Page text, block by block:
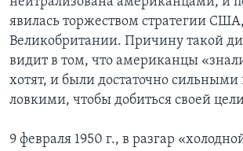
явилась торжеством стратегии
Великобритании. Причину такой
видит в том, что американцы
хотят, и были достаточно сильными
ловкими, чтобы добиться своей
9 февраля 1950 г., в разгар